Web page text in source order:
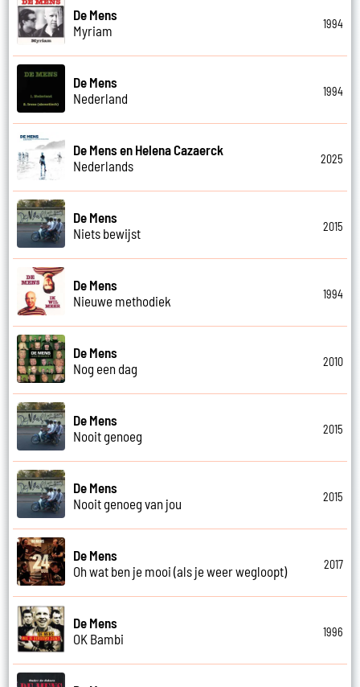
De Mens
Myriam
1994
De Mens
Nederland
1994
De Mens en Helena Cazaerck
Nederlands
2025
De Mens
Niets bewijst
2015
De Mens
Nieuwe methodiek
1994
De Mens
Nog een dag
2010
De Mens
Nooit genoeg
2015
De Mens
Nooit genoeg van jou
2015
De Mens
Oh wat ben je mooi (als je weer wegloopt)
2017
De Mens
OK Bambi
1996